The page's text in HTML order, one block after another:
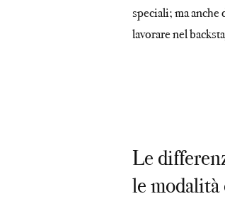
speciali; ma
lavorare nel
Le
le